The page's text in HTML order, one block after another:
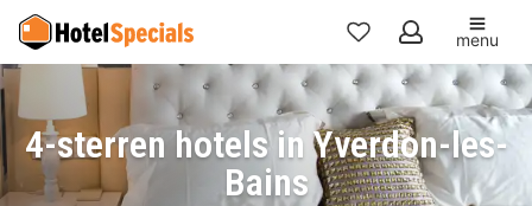
Mijn
favorieten
menu
4-sterren hotels in Yverdon-les-
Bains